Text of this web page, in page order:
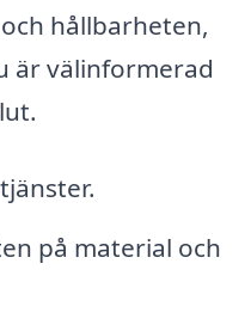
hållbarheten,
är välinformerad
på material och